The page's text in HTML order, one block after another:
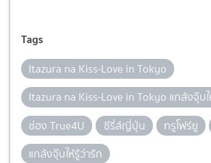
Tags
Itazura na Kiss-Love in Tokyo
Itazura na Kiss-Love in Tokyo แกล้งจุ๊บ
ช่อง True4U
ซีรี่ส์ญี่ปุ่น ทรูโฟร์ยู
แกล้งจุ๊บให้รู้ว่ารัก